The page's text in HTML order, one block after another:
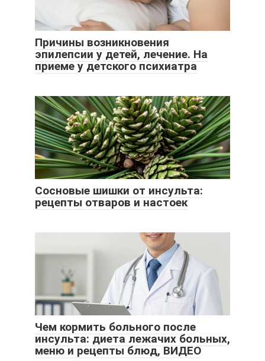
Причины возникновения
эпилепсии у детей, лечение. На
приеме у детского психиатра
Сосновые шишки от инсульта:
рецепты отваров и настоек
Чем кормить больного после
инсульта: диета лежачих больных,
меню и рецепты блюд, ВИДЕО